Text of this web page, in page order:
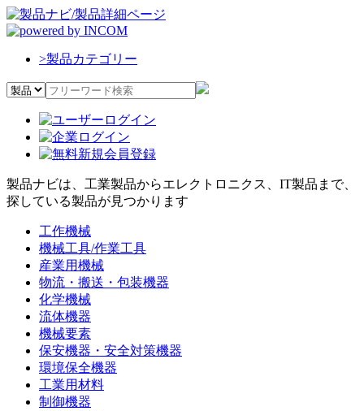
>製品カテゴリー
製品ナビは、工業製品からエレクトロニクス、IT製品まで、
探している製品が見つかります
工作機械
機械工具/作業工具
産業用機械
物流・搬送・包装機器
化学機械
流体機器
機械要素
保安機器・安全対策機器
環境保全機器
工業用材料
制御機器